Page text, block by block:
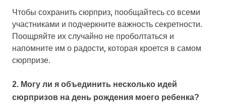
Чтобы сохранить сюрприз, пообщайтесь со всеми
участниками и подчеркните важность секретности.
Поощряйте их случайно не проболтаться и
напомните им о радости, которая кроется в самом
сюрпризе.
2. Могу ли я объединить несколько идей
сюрпризов на день рождения моего ребенка?